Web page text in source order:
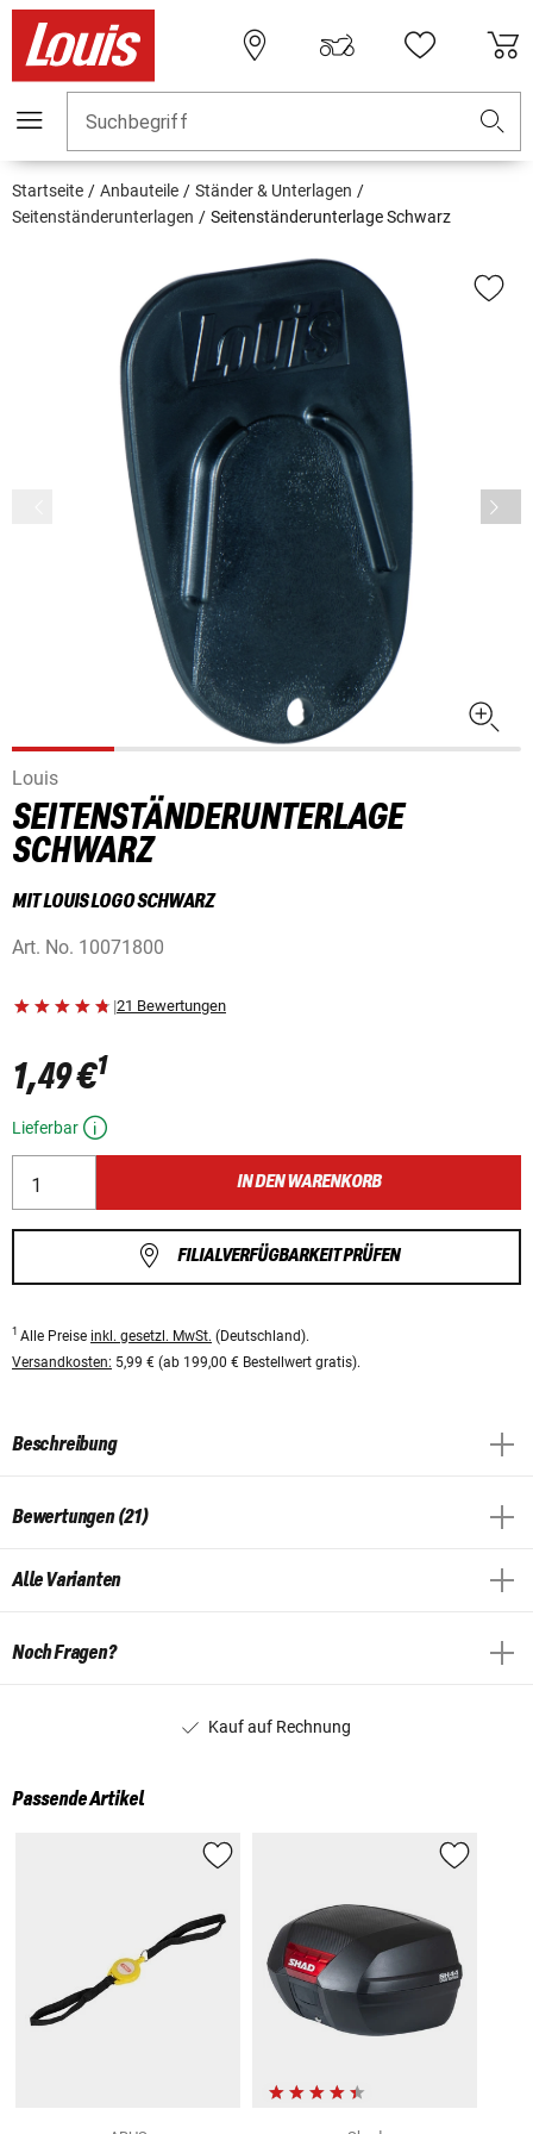
Suchbegriff
Startseite Anbauteile
Ständer & Unterlagen
Seitenständerunterlagen
Seitenständerunterlage Schwarz
Louis
SEITENSTÄNDERUNTERLAGE
SCHWARZ
MIT LOUIS LOGO SCHWARZ
Art. No. 10071800
|21 Bewertungen
1,49 €1
Lieferbar
IN DEN WARENKORB
FILIALVERFÜGBARKEIT PRÜFEN
1 Alle Preise inkl. gesetzl. MwSt. (Deutschland).
Versandkosten: 5,99 € (ab 199,00 € Bestellwert gratis).
Beschreibung
Bewertungen (21)
Alle Varianten
Noch Fragen?
Kauf auf Rechnung
Passende Artikel